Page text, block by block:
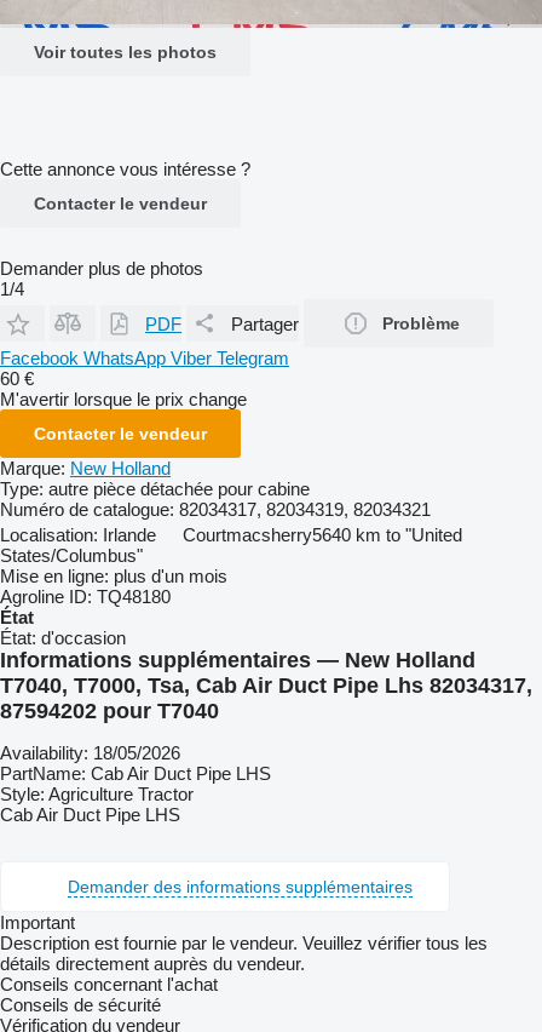
Voir toutes les photos
Cette annonce vous intéresse ?
Contacter le vendeur
Demander plus de photos
1/4
PDF
Partager Problème
Facebook WhatsApp Viber Telegram
60 €
M'avertir lorsque le prix change
Contacter le vendeur
Marque: New Holland
Type: autre pièce détachée pour cabine
Numéro de catalogue: 82034317, 82034319, 82034321
Localisation: Irlande Courtmacsherry5640 km to "United
States/Columbus"
Mise en ligne: plus d'un mois
Agroline ID: TQ48180
État
État: d'occasion
Informations supplémentaires — New Holland
T7040, T7000, Tsa, Cab Air Duct Pipe Lhs 82034317,
87594202 pour T7040
Availability: 18/05/2026
PartName: Cab Air Duct Pipe LHS
Style: Agriculture Tractor
Cab Air Duct Pipe LHS
Demander des informations supplémentaires
Important
Description est fournie par le vendeur. Veuillez vérifier tous les
détails directement auprès du vendeur.
Conseils concernant l'achat
Conseils de sécurité
Vérification du vendeur